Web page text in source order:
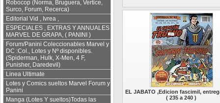
Robocop (Norma, Bruguera, Vertice,
Surco, Forum, Recerca)
Editorial Vid , Ivrea ,
ESPECIALES , EXTRAS Y ANNUALES
MARVEL DE GRAPA, ( PANINI )
Forum/Panini Coleccionables Marvel y
DC :Col., Lotes y Nº disponibles.
(Spiderman, Hulk, X-Men, 4 F,
Punisher, Daredevil)
Linea Ultimate
Lotes y Comics sueltos Marvel Forum y
Panini
Manga (Lotes Y sueltos)Todas las
EL JABATO ,Edicion fascimil,
( 235 a 240 )